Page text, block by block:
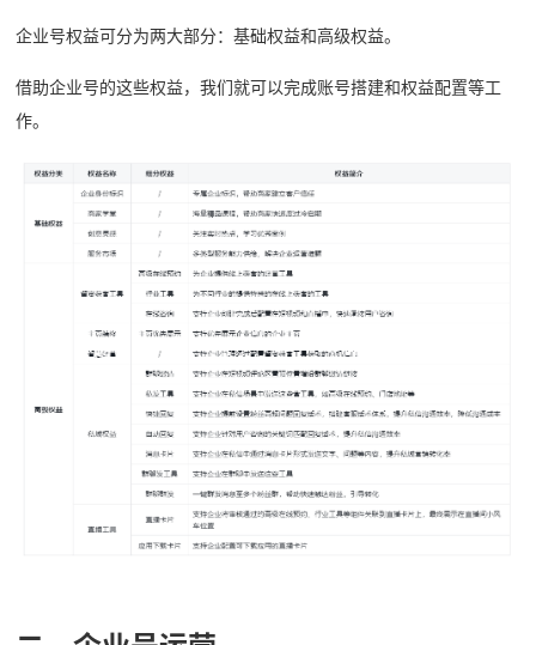
企业号权益可分为两大部分：基础权益和高级权益。
借助企业号的这些权益，我们就可以完成账号搭建和权益配置等工
作。